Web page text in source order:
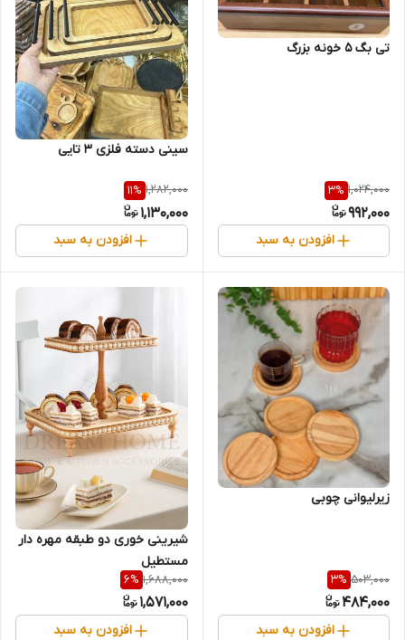
تی بگ 5 خونه بزرگ
1,024,000
3%
992,000
افزودن به سبد
سینی دسته فلزی 3 تایی
1,282,000
11%
1,130,000
افزودن به سبد
زیرلیوانی چوبی
503,000
3%
484,000
افزودن به سبد
شیرینی خوری دو طبقه مهره دار
مستطیل
1,688,000
6%
1,571,000
افزودن به سبد